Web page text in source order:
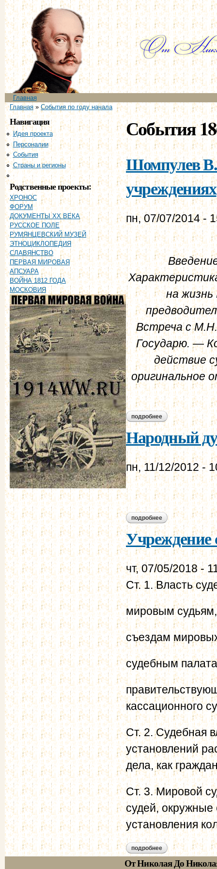
Главное меню
Главная
Вы здесь
Главная» События по году начала
Навигация
Идея проекта
Персоналии
События
Страны и регионы
Хронология
Родственные проекты:
ХРОНОС
ФОРУМ
ДОКУМЕНТЫ XX ВЕКА
РУССКОЕ ПОЛЕ
РУМЯНЦЕВСКИЙ МУЗЕЙ
ЭТНОЦИКЛОПЕДИЯ
СЛАВЯНСТВО
ПЕРВАЯ МИРОВАЯ
АПСУАРА
ВОЙНА 1812 ГОДА
МОСКОВИЯ
События
Шомпулев
учреждениях
пн, 07/07/2014 -
на
Встреча с
Государю. —
действие
оригинальное
подробнее о шомпулев в.а.
Народный
пн, 11/12/2012 -
подробнее о народный дух
Учреждение
чт, 07/05/2018 -
Ст. 1. Власть
мировым судьям,
съездам
судебным
кассационного
Ст. 2. Судебная
установлений
дела, как
Ст. 3. Мировой
судей,
установления
подробнее о учреждение
От Николая До